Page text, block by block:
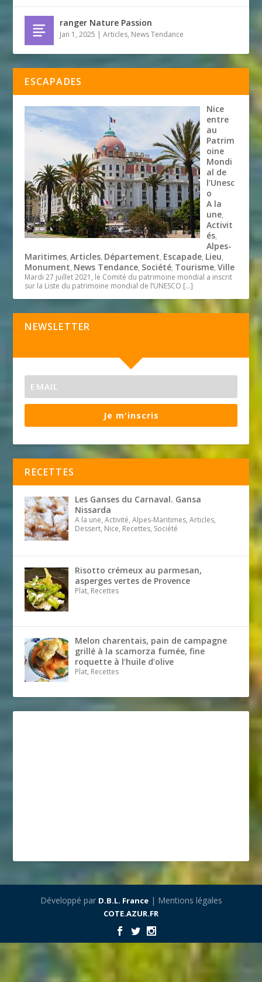
ranger Nature Passion
Jan 1, 2025 |Articles, News Tendance
ESCAPADES
Nice
entre
au
Patrim
oine
Mondi
al de
l’Unesc
o
A la
une,
Activit
és,
Alpes-
Maritimes,Articles, Département, Escapade, Lieu,
Monument, News Tendance, Société, Tourisme,Ville
Mardi 27 juillet 2021, le Comité du patrimoine mondial a inscrit
sur la Liste du patrimoine mondial de l’UNESCO […]
NEWSLETTER
Je m'inscris
RECETTES
Les Ganses du Carnaval. Gansa
Nissarda
A la une, Activité, Alpes-Maritimes, Articles,
Dessert, Nice, Recettes, Société
Risotto crémeux au parmesan,
asperges vertes de Provence
Plat, Recettes
Melon charentais, pain de campagne
grillé à la scamorza fumée, fine
roquette à l’huile d’olive
Plat, Recettes
Développé par D.B.L. France| Mentions légales
COTE.AZUR.FR